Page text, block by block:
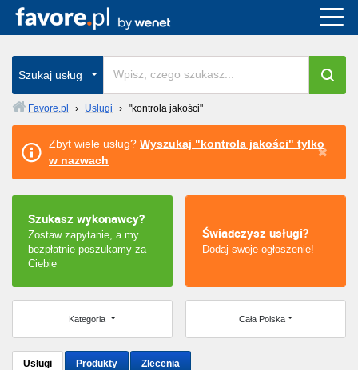
Szukaj usług
Favore.pl › Usługi › "kontrola jakości"
Zbyt wiele usług? Wyszukaj "kontrola jakości" tylko
w nazwach
Szukasz wykonawcy?
Zostaw zapytanie, a my
bezpłatnie poszukamy za
Ciebie
Świadczysz usługi?
Dodaj swoje ogłoszenie!
Kategoria Cała Polska
Usługi Produkty Zlecenia
Cała Polska
wszystkie w całym kraju
Warszawa
Wrocław
Poznań
Szczecin